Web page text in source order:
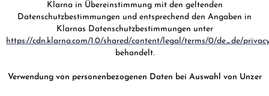
Klarna in Übereinstimmung mit den geltenden
Datenschutzbestimmungen und entsprechend den Angaben in
Klarnas Datenschutzbestimmungen unter
https://cdn.klarna.com/1.0/shared/content/legal/terms/0/de_de/
behandelt.
Verwendung von personenbezogenen Daten bei Auswahl von Unzer